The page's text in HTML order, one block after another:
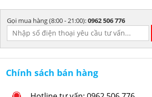
Gọi mua hàng (8:00 - 21:00):0962 506 776
Chính sách bán hàng